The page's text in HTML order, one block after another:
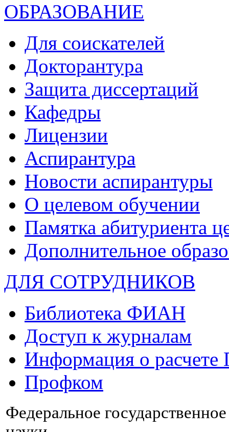
ОБРАЗОВАНИЕ
Для соискателей
Докторантура
Защита диссертаций
Кафедры
Лицензии
Аспирантура
Новости аспирантуры
О целевом обучении
Памятка абитуриента
Дополнительное
ДЛЯ СОТРУДНИКОВ
Библиотека ФИАН
Доступ к журналам
Информация о
Профком
Федеральное